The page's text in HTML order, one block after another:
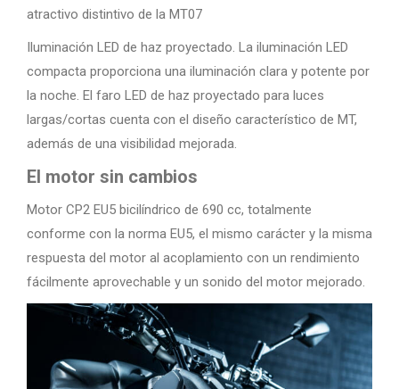
atractivo distintivo de la MT07
Iluminación LED de haz proyectado. La iluminación LED
compacta proporciona una iluminación clara y potente por
la noche. El faro LED de haz proyectado para luces
largas/cortas cuenta con el diseño característico de MT,
además de una visibilidad mejorada.
El motor sin cambios
Motor CP2 EU5 bicilíndrico de 690 cc, totalmente
conforme con la norma EU5, el mismo carácter y la misma
respuesta del motor al acoplamiento con un rendimiento
fácilmente aprovechable y un sonido del motor mejorado.